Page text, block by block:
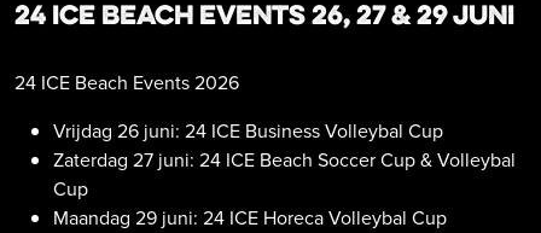
24 ICE Beach Events 26, 27 & 29 juni
24 ICE Beach Events 2026
Vrijdag 26 juni: 24 ICE Business Volleybal Cup
Zaterdag 27 juni: 24 ICE Beach Soccer Cup & Volleybal
Cup
Maandag 29 juni: 24 ICE Horeca Volleybal Cup